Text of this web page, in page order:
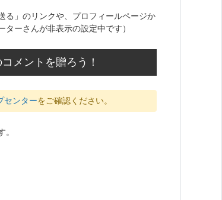
る」のリンクや、プロフィールページか
ーさんが非表示の設定中です）
メントを贈ろう！
センターをご確認ください。
。